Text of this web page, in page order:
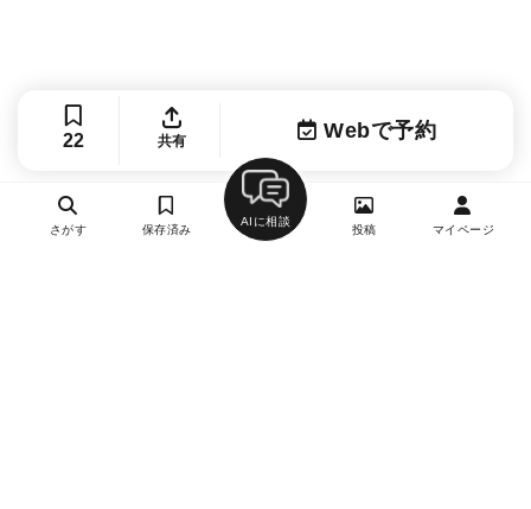
22 共有 Webで予約
さがす 保存済み
AIに相談
投稿 マイページ